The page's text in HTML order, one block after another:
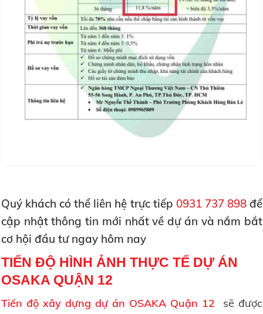
Quý khách có thể liên hệ trực tiếp 0931 737 898để
cập nhật thông tin mới nhất về dự án và nắm bắt
cơ hội đầu tư ngay hôm nay
TIẾN ĐỘ HÌNH ẢNH THỰC TẾ DỰ ÁN
OSAKA QUẬN 12
Tiến độ xây dựng dự án OSAKA Quận 12
sẽ được